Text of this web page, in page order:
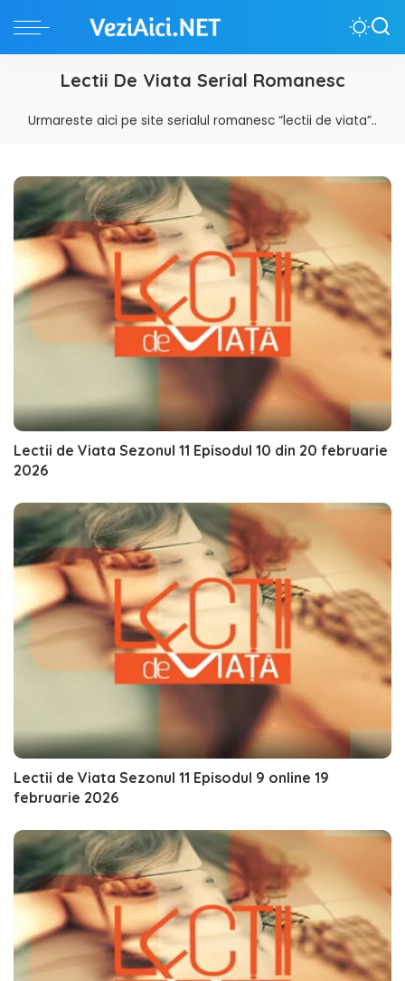
Lectii De Viata Serial Romanesc
Urmareste aici pe site serialul romanesc “lectii de viata”..
Lectii de Viata Sezonul 11 Episodul 10 din 20 februarie
2026
Lectii de Viata Sezonul 11 Episodul 9 online 19
februarie 2026